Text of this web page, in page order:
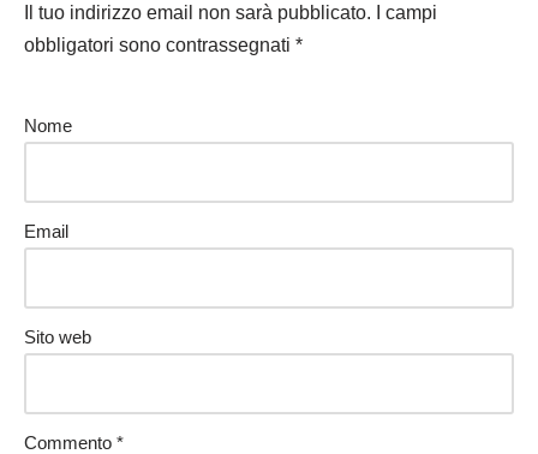
Il tuo indirizzo email non sarà pubblicato.
I campi
obbligatori sono contrassegnati *
Nome
Email
Sito web
Commento *